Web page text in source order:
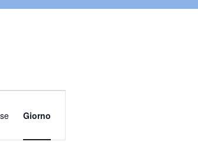
Giorno